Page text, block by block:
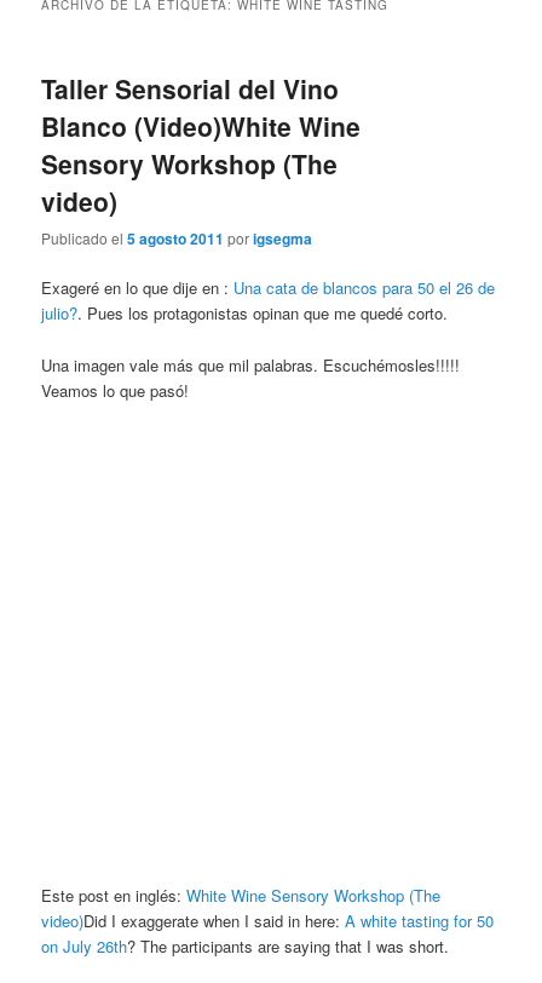
ARCHIVO DE LA ETIQUETA:WHITE WINE TASTING
Taller Sensorial del Vino
Blanco (Video)White Wine
Sensory Workshop (The
video)
Publicado el5 agosto 2011 porigsegma
Exageré en lo que dije en : Una cata de blancos para 50 el 26 de
julio?. Pues los protagonistas opinan que me quedé corto.
Una imagen vale más que mil palabras. Escuchémosles!!!!!
Veamos lo que pasó!
Este post en inglés:White Wine Sensory Workshop (The
video)Did I exaggerate when I said in here:A white tasting for 50
on July 26th? The participants are saying that I was short.